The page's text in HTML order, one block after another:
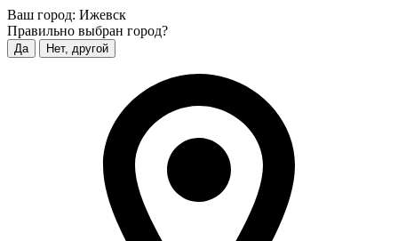
Ваш город: Ижевск
Правильно выбран город?
Да Нет, другой